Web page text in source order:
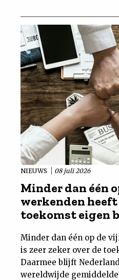
NIEUWS 08 juli 2026
Minder dan één
werkenden
toekomst eigen
Minder dan één op de
is zeer zeker over de
Daarmee blijft
wereldwijde